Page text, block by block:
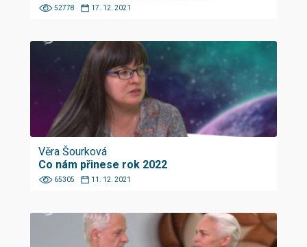
52778 17. 12. 2021
Věra Šourková
Co nám přinese rok 2022
65305 11. 12. 2021